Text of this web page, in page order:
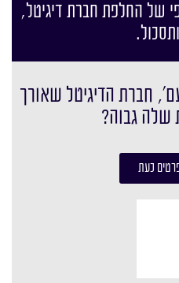
של החלפת חברת דיגיטל,
חברת הדיגיטל שאורך
שלה גבוה?
כעת